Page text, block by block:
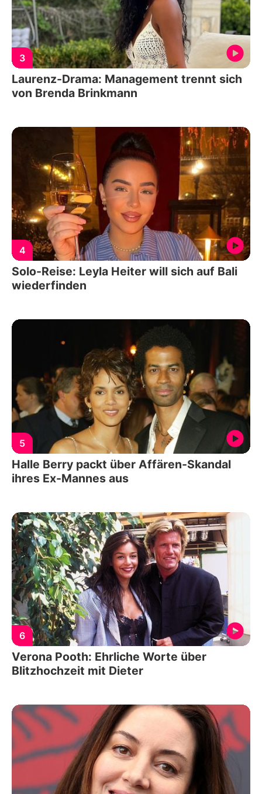
3
Laurenz-Drama: Management trennt sich
von Brenda Brinkmann
4
Solo-Reise: Leyla Heiter will sich auf Bali
wiederfinden
5
Halle Berry packt über Affären-Skandal
ihres Ex-Mannes aus
6
Verona Pooth: Ehrliche Worte über
Blitzhochzeit mit Dieter